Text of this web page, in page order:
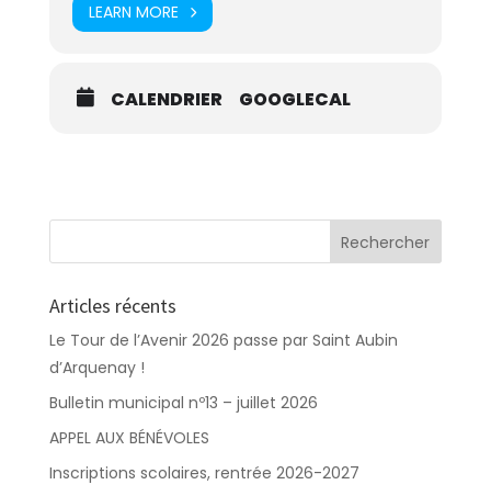
LEARN MORE
CALENDRIER GOOGLECAL
Articles récents
Le Tour de l’Avenir 2026 passe par Saint Aubin
d’Arquenay !
Bulletin municipal nº13 – juillet 2026
APPEL AUX BÉNÉVOLES
Inscriptions scolaires, rentrée 2026-2027